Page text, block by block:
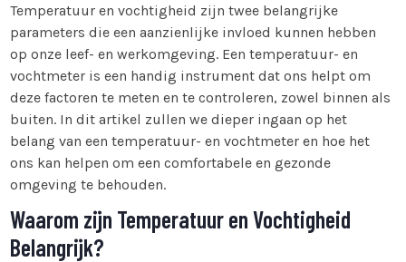
Temperatuur en vochtigheid zijn twee belangrijke
parameters die een aanzienlijke invloed kunnen hebben
op onze leef- en werkomgeving. Een temperatuur- en
vochtmeter is een handig instrument dat ons helpt om
deze factoren te meten en te controleren, zowel binnen als
buiten. In dit artikel zullen we dieper ingaan op het
belang van een temperatuur- en vochtmeter en hoe het
ons kan helpen om een comfortabele en gezonde
omgeving te behouden.
Waarom zijn Temperatuur en Vochtigheid
Belangrijk?